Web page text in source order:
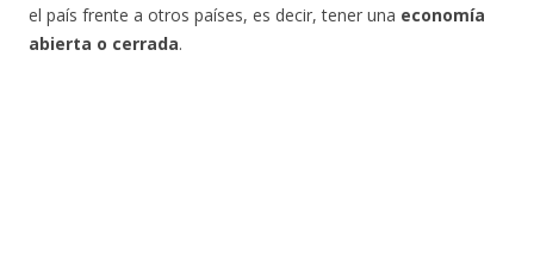
el país frente a otros países, es decir, tener una economía
abierta o cerrada.